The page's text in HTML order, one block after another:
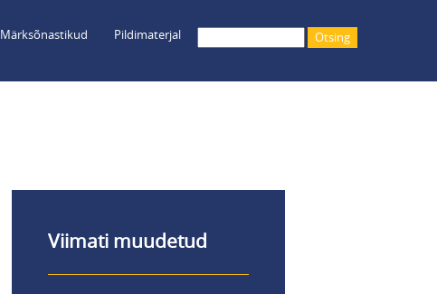
Märksõnastikud Pildimaterjal
Viimati muudetud